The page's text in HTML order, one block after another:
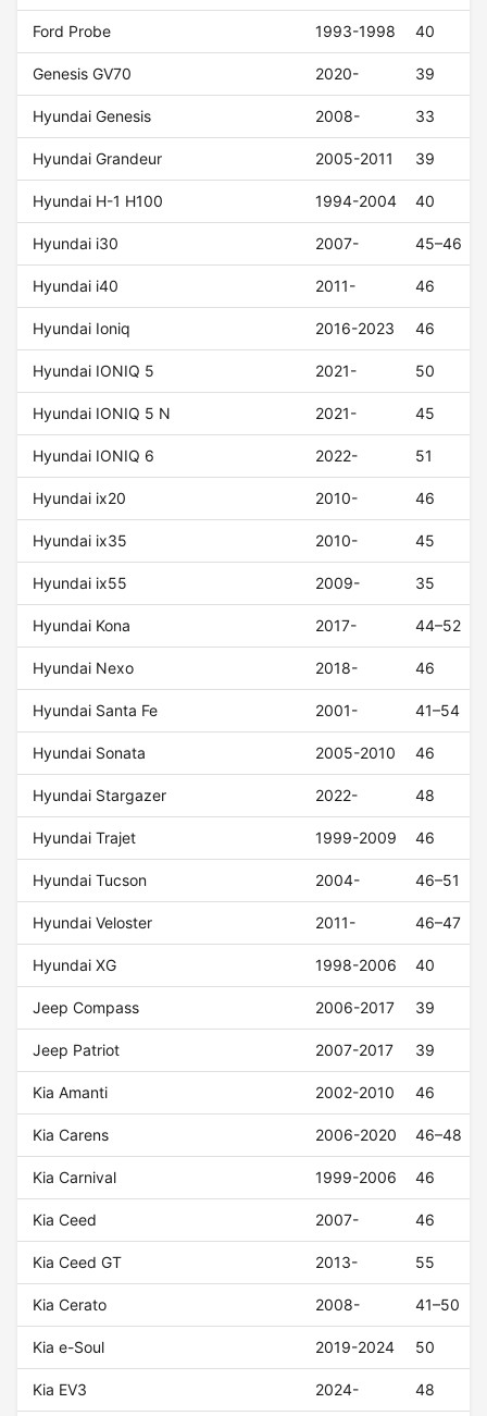
Ford Probe 1993-1998 40
Genesis GV70 2020- 39
Hyundai Genesis 2008- 33
Hyundai Grandeur 2005-2011 39
Hyundai H-1 H100 1994-2004 40
Hyundai i30 2007- 45–46
Hyundai i40 2011- 46
Hyundai Ioniq 2016-2023 46
Hyundai IONIQ 5 2021- 50
Hyundai IONIQ 5 N 2021- 45
Hyundai IONIQ 6 2022- 51
Hyundai ix20 2010- 46
Hyundai ix35 2010- 45
Hyundai ix55 2009- 35
Hyundai Kona 2017- 44–52
Hyundai Nexo 2018- 46
Hyundai Santa Fe 2001- 41–54
Hyundai Sonata 2005-2010 46
Hyundai Stargazer 2022- 48
Hyundai Trajet 1999-2009 46
Hyundai Tucson 2004- 46–51
Hyundai Veloster 2011- 46–47
Hyundai XG 1998-2006 40
Jeep Compass 2006-2017 39
Jeep Patriot 2007-2017 39
Kia Amanti 2002-2010 46
Kia Carens 2006-2020 46–48
Kia Carnival 1999-2006 46
Kia Ceed 2007- 46
Kia Ceed GT 2013- 55
Kia Cerato 2008- 41–50
Kia e-Soul 2019-2024 50
Kia EV3 2024- 48